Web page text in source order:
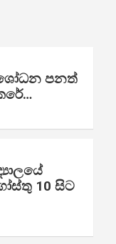
පනත්
10 සිට